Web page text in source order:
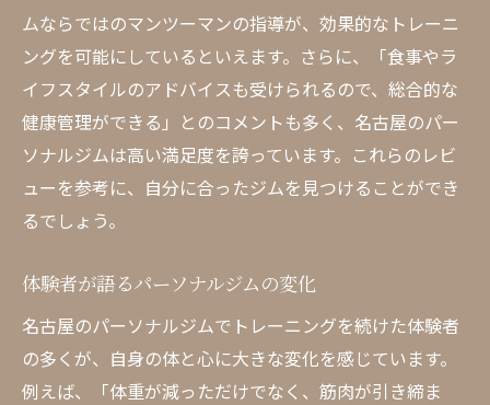
ムならではのマンツーマンの指導が、効果的なトレーニ
ングを可能にしているといえます。さらに、「食事やラ
イフスタイルのアドバイスも受けられるので、総合的な
健康管理ができる」とのコメントも多く、名古屋のパー
ソナルジムは高い満足度を誇っています。これらのレビ
ューを参考に、自分に合ったジムを見つけることができ
るでしょう。
体験者が語るパーソナルジムの変化
名古屋のパーソナルジムでトレーニングを続けた体験者
の多くが、自身の体と心に大きな変化を感じています。
例えば、「体重が減っただけでなく、筋肉が引き締ま